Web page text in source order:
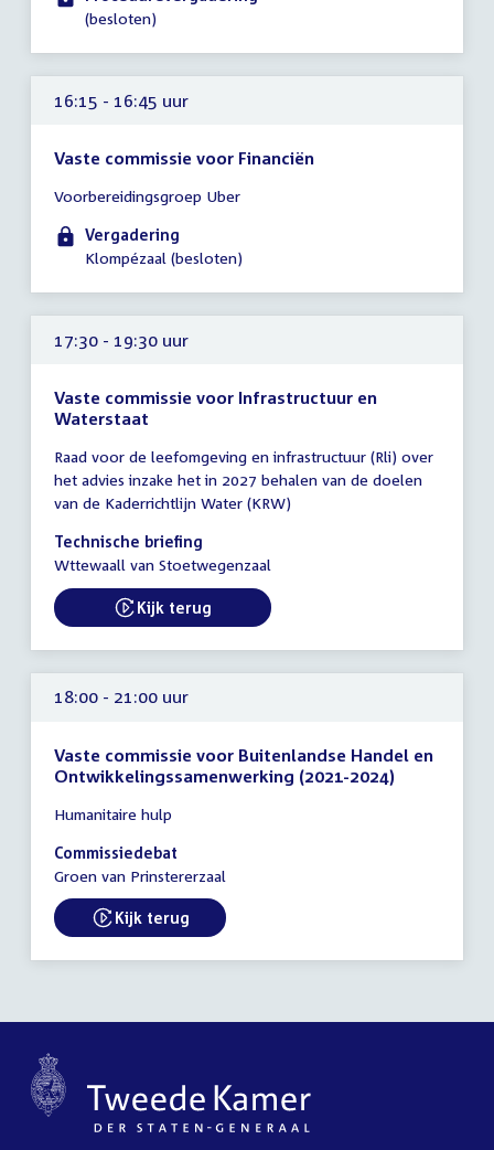
uur (besloten)
16:15 - 16:45 uur
Vaste commissie voor Financiën
vergadering
16:15
-
uur
Voorbereidingsgroep Uber
Vergadering
Klompézaal (besloten)
17:30 - 19:30 uur
Vaste commissie voor Infrastructuur en
Waterstaat
vergadering
17:30
-
19:30
uur
Raad voor de leefomgeving en infrastructuur (Rli) over
het advies inzake het in 2027 behalen van de doelen
van de Kaderrichtlijn Water (KRW)
Technische briefing
Wttewaall van Stoetwegenzaal
External link:
Kijk terug
18:00 - 21:00 uur
Vaste commissie voor Buitenlandse Handel en
Ontwikkelingssamenwerking (2021-2024)
vergadering
18:00
-
uur
Humanitaire hulp
Commissiedebat
Groen van Prinstererzaal
External link:
Kijk terug